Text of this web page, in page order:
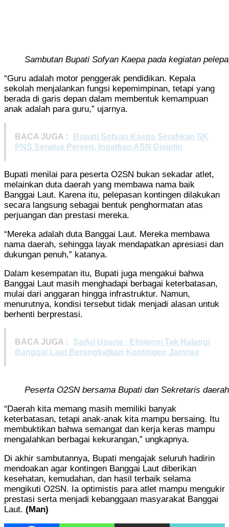
Sambutan Bupati Sofyan Kaepa pada kegiatan
“Guru adalah motor penggerak pendidikan. Kepala
sekolah menjalankan fungsi kepemimpinan, tetapi yang
berada di garis depan dalam membentuk kemampuan
anak adalah para guru,” ujarnya.
BACA JUGA :
Bupati Sofyan Kaepa Serahkan SK
PNS Seratus Persen, Ingatkan ASN Disiplin
Bupati menilai para peserta O2SN bukan sekadar atlet,
melainkan duta daerah yang membawa nama baik
Banggai Laut. Karena itu, pelepasan kontingen dilakukan
secara langsung sebagai bentuk penghormatan atas
perjuangan dan prestasi mereka.
“Mereka adalah duta Banggai Laut. Mereka membawa
nama daerah, sehingga layak mendapatkan apresiasi dan
dukungan penuh,” katanya.
Dalam kesempatan itu, Bupati juga mengakui bahwa
Banggai Laut masih menghadapi berbagai keterbatasan,
mulai dari anggaran hingga infrastruktur. Namun,
menurutnya, kondisi tersebut tidak menjadi alasan untuk
berhenti berprestasi.
BACA JUGA :
Saiful Usuria : Efisiensi Tak Halangi
Banggai Laut Berangkatkan Kontingen Jamnas
Peserta O2SN bersama Bupati dan Sekretaris
“Daerah kita memang masih memiliki banyak
keterbatasan, tetapi anak-anak kita mampu bersaing. Itu
membuktikan bahwa semangat dan kerja keras mampu
mengalahkan berbagai kekurangan,” ungkapnya.
Di akhir sambutannya, Bupati mengajak seluruh hadirin
mendoakan agar kontingen Banggai Laut diberikan
kesehatan, kemudahan, dan hasil terbaik selama
mengikuti O2SN. Ia optimistis para atlet mampu mengukir
prestasi serta menjadi kebanggaan masyarakat Banggai
Laut. (Man)